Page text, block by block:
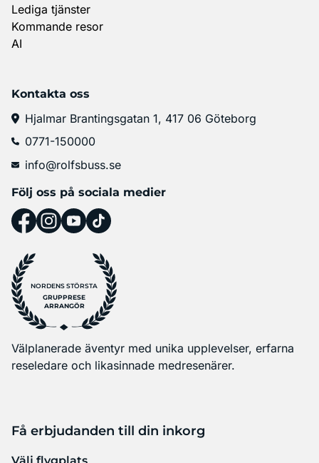
Lediga tjänster
Kommande resor
AI
Kontakta oss
Hjalmar Brantingsgatan 1, 417 06 Göteborg
0771-150000
info@rolfsbuss.se
Följ oss på sociala medier
NORDENS STÖRSTA
GRUPPRESE
ARRANGÖR
Välplanerade äventyr med unika upplevelser, erfarna
reseledare och likasinnade medresenärer.
Få erbjudanden till din inkorg
Välj flygplats